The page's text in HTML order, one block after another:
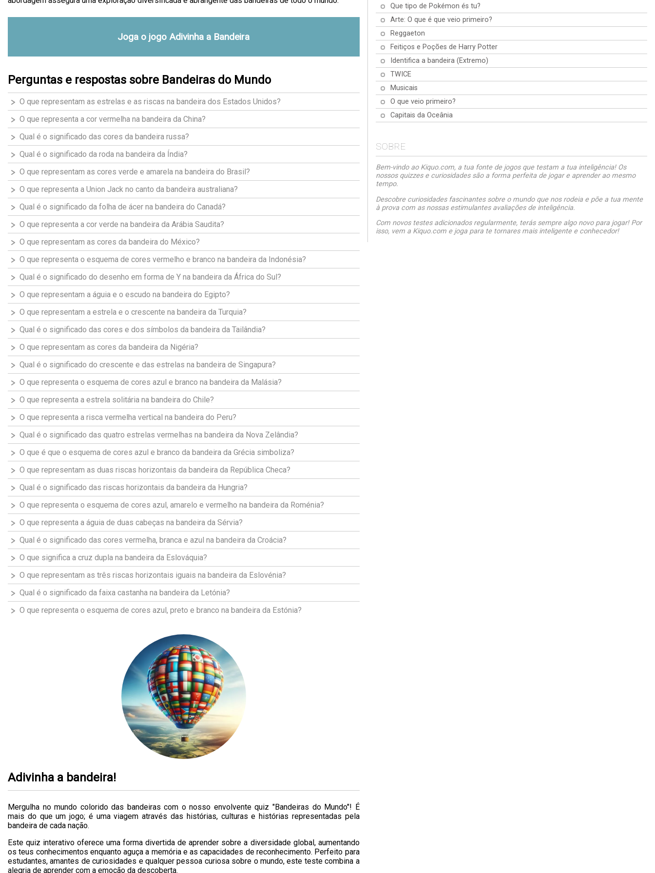
Joga o jogo Adivinha a Bandeira
Perguntas e respostas sobre Bandeiras do Mundo
O que representam as estrelas e as riscas na bandeira dos Estados Unidos?
O que representa a cor vermelha na bandeira da China?
Qual é o significado das cores da bandeira russa?
Qual é o significado da roda na bandeira da Índia?
O que representam as cores verde e amarela na bandeira do Brasil?
O que representa a Union Jack no canto da bandeira australiana?
Qual é o significado da folha de ácer na bandeira do Canadá?
O que representa a cor verde na bandeira da Arábia Saudita?
O que representam as cores da bandeira do México?
O que representa o esquema de cores vermelho e branco na bandeira da Indonésia?
Qual é o significado do desenho em forma de Y na bandeira da África do Sul?
O que representam a águia e o escudo na bandeira do Egipto?
O que representam a estrela e o crescente na bandeira da Turquia?
Qual é o significado das cores e dos símbolos da bandeira da Tailândia?
O que representam as cores da bandeira da Nigéria?
Qual é o significado do crescente e das estrelas na bandeira de Singapura?
O que representa o esquema de cores azul e branco na bandeira da Malásia?
O que representa a estrela solitária na bandeira do Chile?
O que representa a risca vermelha vertical na bandeira do Peru?
Qual é o significado das quatro estrelas vermelhas na bandeira da Nova Zelândia?
O que é que o esquema de cores azul e branco da bandeira da Grécia simboliza?
O que representam as duas riscas horizontais da bandeira da República Checa?
Qual é o significado das riscas horizontais da bandeira da Hungria?
O que representa o esquema de cores azul, amarelo e vermelho na bandeira da Roménia?
O que representa a águia de duas cabeças na bandeira da Sérvia?
Qual é o significado das cores vermelha, branca e azul na bandeira da Croácia?
O que significa a cruz dupla na bandeira da Eslováquia?
O que representam as três riscas horizontais iguais na bandeira da Eslovénia?
Qual é o significado da faixa castanha na bandeira da Letónia?
O que representa o esquema de cores azul, preto e branco na bandeira da Estónia?
Adivinha a bandeira!
Mergulha no mundo colorido das bandeiras com o nosso envolvente quiz "Bandeiras do Mundo"! É
mais do que um jogo; é uma viagem através das histórias, culturas e histórias representadas pela
bandeira de cada nação.
Este quiz interativo oferece uma forma divertida de aprender sobre a diversidade global, aumentando
os teus conhecimentos enquanto aguça a memória e as capacidades de reconhecimento. Perfeito para
estudantes, amantes de curiosidades e qualquer pessoa curiosa sobre o mundo, este teste combina a
alegria de aprender com a emoção da descoberta.
Que tipo de Pokémon és tu?
Arte: O que é que veio primeiro?
Reggaeton
Feitiços e Poções de Harry Potter
Identifica a bandeira (Extremo)
TWICE
Musicais
O que veio primeiro?
Capitais da Oceânia
SOBRE
Bem-vindo ao Kiquo.com, a tua fonte de jogos que testam a tua inteligência! Os
nossos quizzes e curiosidades são a forma perfeita de jogar e aprender ao mesmo
tempo.
Descobre curiosidades fascinantes sobre o mundo que nos rodeia e põe a tua mente
à prova com as nossas estimulantes avaliações de inteligência.
Com novos testes adicionados regularmente, terás sempre algo novo para jogar! Por
isso, vem a Kiquo.com e joga para te tornares mais inteligente e conhecedor!